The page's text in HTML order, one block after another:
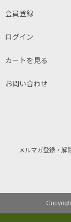
会員登録
ログイン
カートを見る
お問い合わせ
メルマガ登録・解